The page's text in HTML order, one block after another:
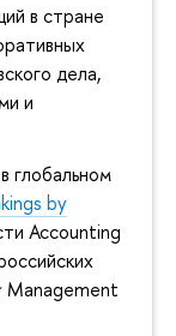
в стране
дела,
и
глобальном
by
Accounting
Management